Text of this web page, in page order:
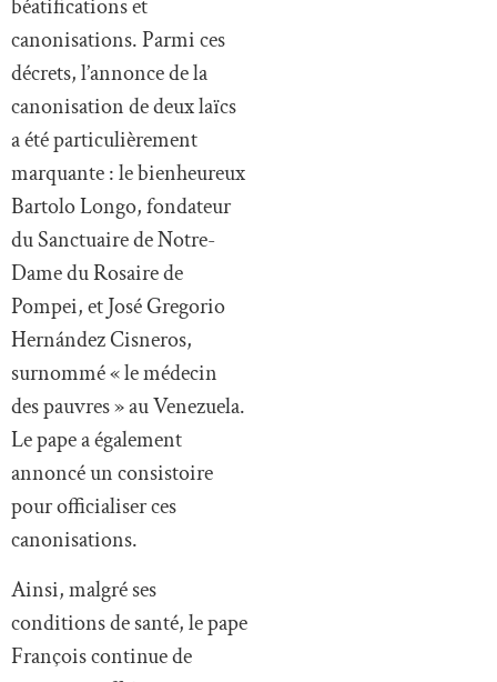
béatifications et
canonisations. Parmi ces
décrets, l’annonce de la
canonisation de deux laïcs
a été particulièrement
marquante : le bienheureux
Bartolo Longo, fondateur
du Sanctuaire de Notre-
Dame du Rosaire de
Pompei, et José Gregorio
Hernández Cisneros,
surnommé « le médecin
des pauvres » au Venezuela.
Le pape a également
annoncé un consistoire
pour officialiser ces
canonisations.
Ainsi, malgré ses
conditions de santé, le pape
François continue de